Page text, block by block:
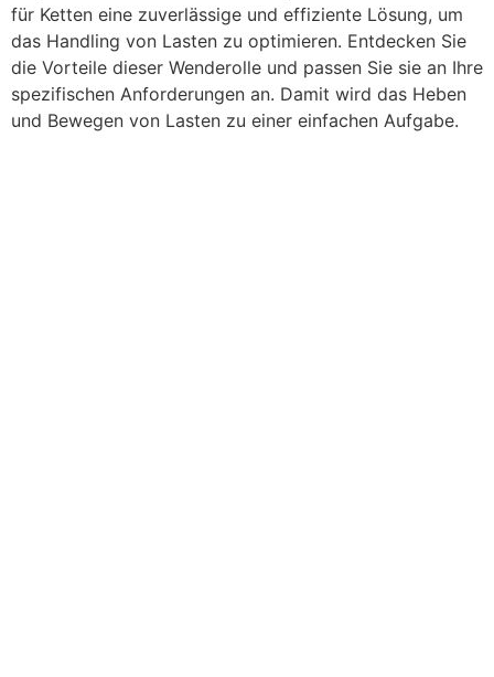
für Ketten eine zuverlässige und effiziente Lösung, um
das Handling von Lasten zu optimieren. Entdecken Sie
die Vorteile dieser Wenderolle und passen Sie sie an Ihre
spezifischen Anforderungen an. Damit wird das Heben
und Bewegen von Lasten zu einer einfachen Aufgabe.